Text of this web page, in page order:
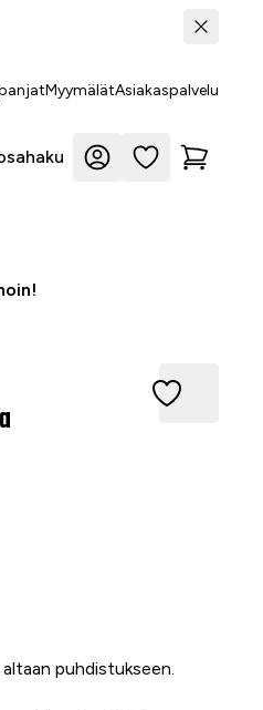
MyymälätAsiakaspalvelu
puhdistukseen.